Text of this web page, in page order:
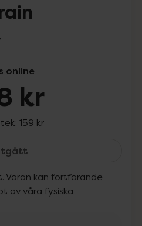
online
kr
159 kr
Bethover Brain, 118 kr.
kan fortfarande
av våra fysiska